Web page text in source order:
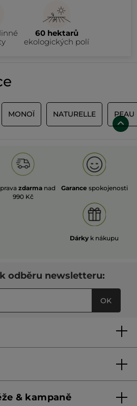
60 hektarů
ekologických polí
MONOÏ NATURELLE PEAU
zdarma nad
990 Kč
Garance spokojenosti
Dárky k nákupu
k odběru newsletteru:
OK
od 1. 6. 2026
& kampaně